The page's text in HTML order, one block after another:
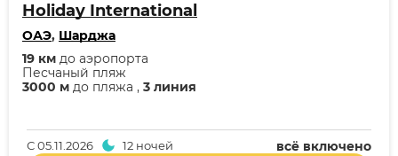
Holiday International
ОАЭ, Шарджа
3000 м до пляжа , 3 линия
Песчаный пляж
19 км до аэропорта
всё включено
С05.11.2026 12 ночей